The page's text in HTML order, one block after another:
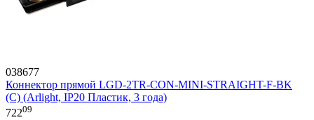
038677
Коннектор прямой LGD-2TR-CON-MINI-STRAIGHT-F-BK
(C) (Arlight, IP20 Пластик, 3 года)
72209